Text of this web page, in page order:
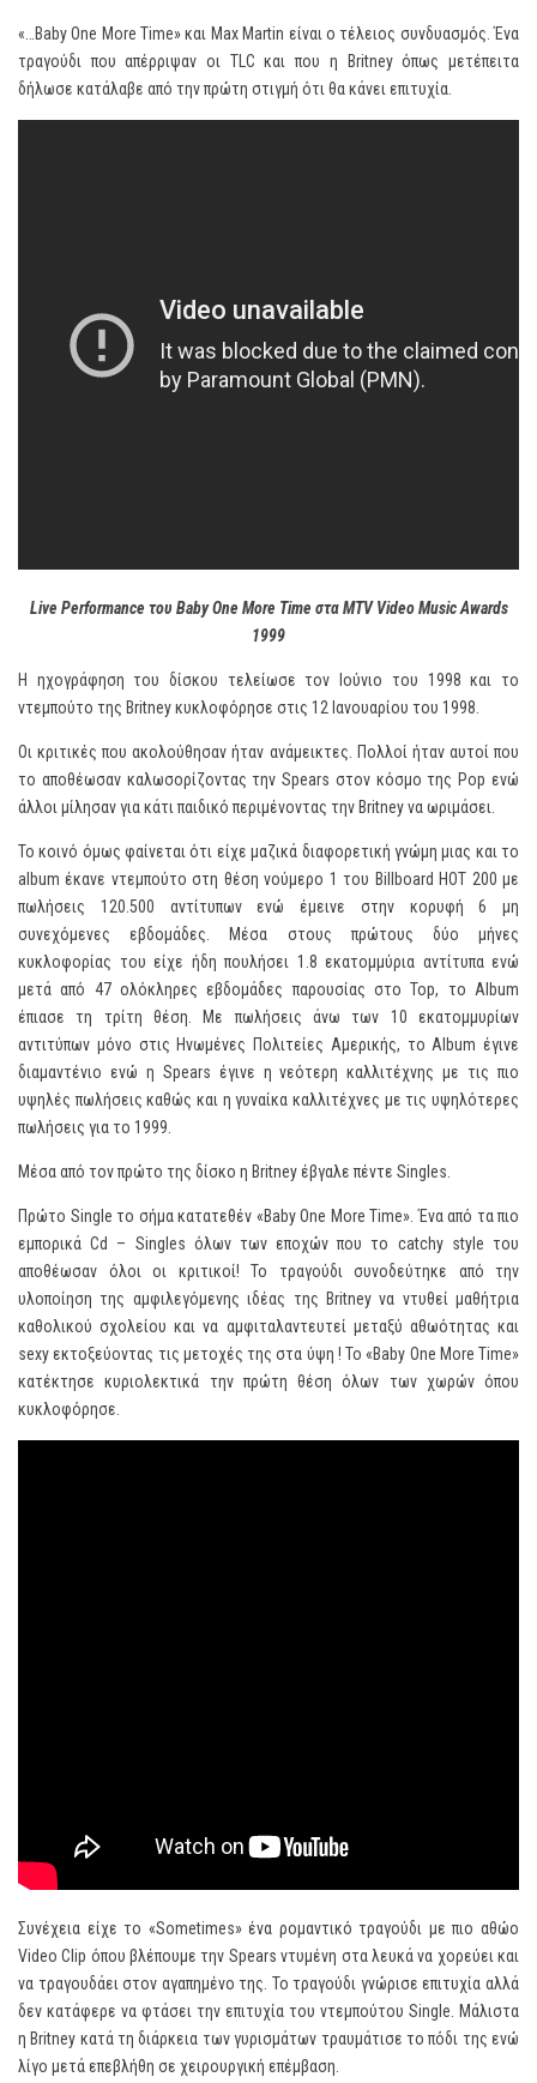
«…Baby One More Time» και Max Martin είναι ο τέλειος συνδυασμός. Ένα
τραγούδι που απέρριψαν οι TLC και που η Britney όπως μετέπειτα
δήλωσε κατάλαβε από την πρώτη στιγμή ότι θα κάνει επιτυχία.
Live Performance του Baby One More Time στα MTV Video Music Awards
1999
Η ηχογράφηση του δίσκου τελείωσε τον Ιούνιο του 1998 και το
ντεμπούτο της Britney κυκλοφόρησε στις 12 Ιανουαρίου του 1998.
Οι κριτικές που ακολούθησαν ήταν ανάμεικτες. Πολλοί ήταν αυτοί που
το αποθέωσαν καλωσορίζοντας την Spears στον κόσμο της Pop ενώ
άλλοι μίλησαν για κάτι παιδικό περιμένοντας την Britney να ωριμάσει.
Το κοινό όμως φαίνεται ότι είχε μαζικά διαφορετική γνώμη μιας και το
album έκανε ντεμπούτο στη θέση νούμερο 1 του Billboard HOT 200 με
πωλήσεις 120.500 αντίτυπων ενώ έμεινε στην κορυφή 6 μη
συνεχόμενες εβδομάδες. Μέσα στους πρώτους δύο μήνες
κυκλοφορίας του είχε ήδη πουλήσει 1.8 εκατομμύρια αντίτυπα ενώ
μετά από 47 ολόκληρες εβδομάδες παρουσίας στο Top, το Album
έπιασε τη τρίτη θέση. Με πωλήσεις άνω των 10 εκατομμυρίων
αντιτύπων μόνο στις Ηνωμένες Πολιτείες Αμερικής, το Album έγινε
διαμαντένιο ενώ η Spears έγινε η νεότερη καλλιτέχνης με τις πιο
υψηλές πωλήσεις καθώς και η γυναίκα καλλιτέχνες με τις υψηλότερες
πωλήσεις για το 1999.
Μέσα από τον πρώτο της δίσκο η Britney έβγαλε πέντε Singles.
Πρώτο Single το σήμα κατατεθέν «Baby One More Time». Ένα από τα πιο
εμπορικά Cd – Singles όλων των εποχών που το catchy style του
αποθέωσαν όλοι οι κριτικοί! Το τραγούδι συνοδεύτηκε από την
υλοποίηση της αμφιλεγόμενης ιδέας της Britney να ντυθεί μαθήτρια
καθολικού σχολείου και να αμφιταλαντευτεί μεταξύ αθωότητας και
sexy εκτοξεύοντας τις μετοχές της στα ύψη ! Το «Baby One More Time»
κατέκτησε κυριολεκτικά την πρώτη θέση όλων των χωρών όπου
κυκλοφόρησε.
Συνέχεια είχε το «Sometimes» ένα ρομαντικό τραγούδι με πιο αθώο
Video Clip όπου βλέπουμε την Spears ντυμένη στα λευκά να χορεύει και
να τραγουδάει στον αγαπημένο της. Το τραγούδι γνώρισε επιτυχία αλλά
δεν κατάφερε να φτάσει την επιτυχία του ντεμπούτου Single. Μάλιστα
η Britney κατά τη διάρκεια των γυρισμάτων τραυμάτισε το πόδι της ενώ
λίγο μετά επεβλήθη σε χειρουργική επέμβαση.